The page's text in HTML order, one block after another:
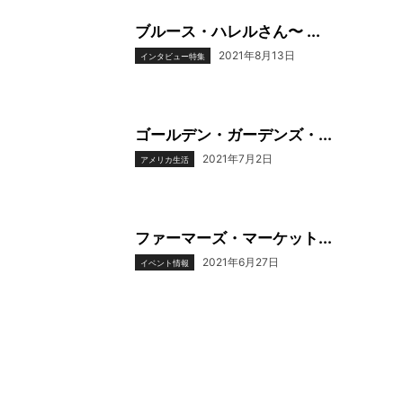
ブルース・ハレルさん〜 ...
インタビュー特集 2021年8月13日
ゴールデン・ガーデンズ・...
アメリカ生活 2021年7月2日
ファーマーズ・マーケット...
イベント情報 2021年6月27日